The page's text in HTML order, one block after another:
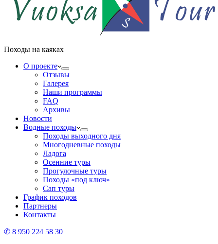
Походы на каяках
О проекте
Отзывы
Галерея
Наши программы
FAQ
Архивы
Новости
Водные походы
Походы выходного дня
Многодневные походы
Ладога
Осенние туры
Прогулочные туры
Походы «под ключ»
Сап туры
График походов
Партнеры
Контакты
✆ 8 950 224 58 30